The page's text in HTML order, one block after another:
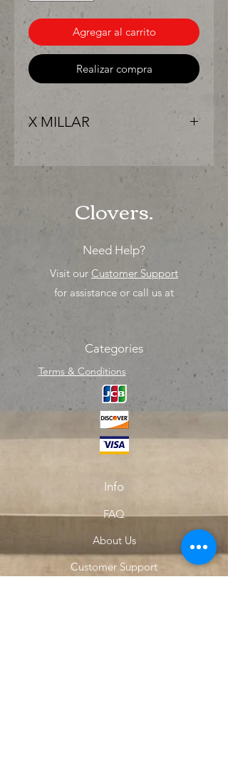
Agregar al carrito
Realizar compra
X MILLAR
"PRECIO ESPECIAL ya sea para
comprar o para surtir, solo los
Clovers.
Need Help?
Visit our Customer Support
for assistance or call us at
Categories
Terms & Conditions
Info
FAQ
About Us
Customer Support